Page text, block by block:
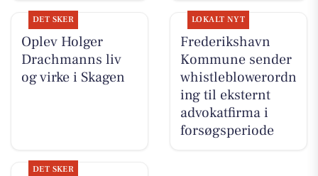
DET SKER
Oplev Holger
Drachmanns liv
og virke i Skagen
LOKALT NYT
Frederikshavn
Kommune sender
whistleblowerordn
ing til eksternt
advokatfirma i
forsøgsperiode
DET SKER